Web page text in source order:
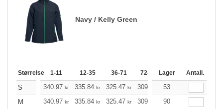
Navy / Kelly Green
Størrelse 1-11 12-35 36-71 72-143 144-287
Lager Antall.
S 340.97 kr 335.84 kr 325.47 kr 309.97 294.47
53
M
340.97 kr 335.84 kr 325.47 kr 309.97 294.47
90